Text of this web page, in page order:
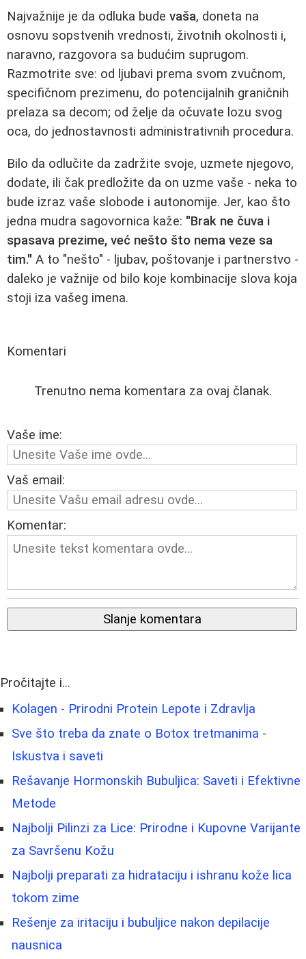
Najvažnije je da odluka bude vaša, doneta na
osnovu sopstvenih vrednosti, životnih okolnosti i,
naravno, razgovora sa budućim suprugom.
Razmotrite sve: od ljubavi prema svom zvučnom,
specifičnom prezimenu, do potencijalnih graničnih
prelaza sa decom; od želje da očuvate lozu svog
oca, do jednostavnosti administrativnih procedura.
Bilo da odlučite da zadržite svoje, uzmete njegovo,
dodate, ili čak predložite da on uzme vaše - neka to
bude izraz vaše slobode i autonomije. Jer, kao što
jedna mudra sagovornica kaže: "Brak ne čuva i
spasava prezime, već nešto što nema veze sa
tim." A to "nešto" - ljubav, poštovanje i partnerstvo -
daleko je važnije od bilo koje kombinacije slova koja
stoji iza vašeg imena.
Komentari
Trenutno nema komentara za ovaj članak.
Vaše ime:
Vaš email:
Komentar:
Slanje komentara
Pročitajte i...
Kolagen - Prirodni Protein Lepote i Zdravlja
Sve što treba da znate o Botox tretmanima -
Iskustva i saveti
Rešavanje Hormonskih Bubuljica: Saveti i Efektivne
Metode
Najbolji Pilinzi za Lice: Prirodne i Kupovne Varijante
za Savršenu Kožu
Najbolji preparati za hidrataciju i ishranu kože lica
tokom zime
Rešenje za iritaciju i bubuljice nakon depilacije
nausnica